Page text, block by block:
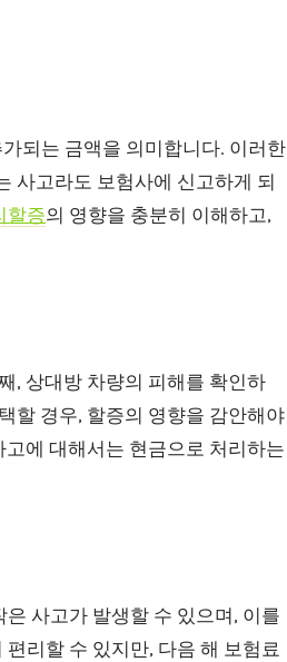
되는 금액을 의미합니다. 이러한
사고라도 보험사에 신고하게 되
할증의 영향을 충분히 이해하고,
, 상대방 차량의 피해를 확인하
할 경우, 할증의 영향을 감안해야
에 대해서는 현금으로 처리하는
사고가 발생할 수 있으며, 이를
리할 수 있지만, 다음 해 보험료